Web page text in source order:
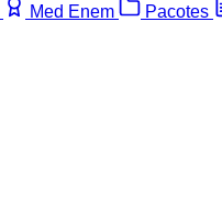
Med Enem Pacotes